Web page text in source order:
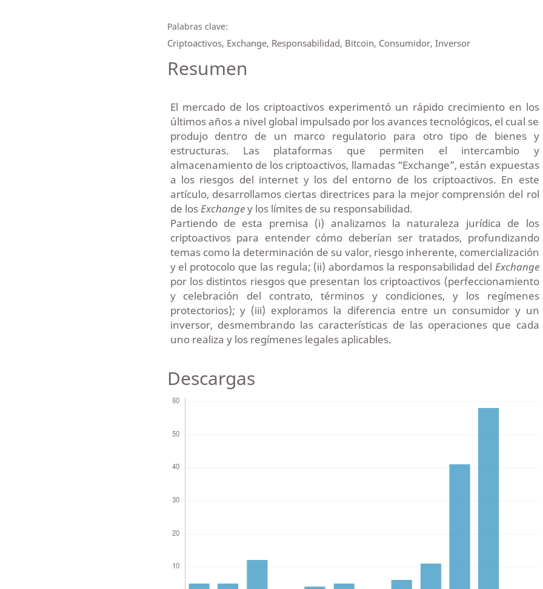
Palabras clave:
Criptoactivos, Exchange, Responsabilidad, Bitcoin, Consumidor, Inversor
Resumen
El mercado de los criptoactivos experimentó un rápido crecimiento en los
últimos años a nivel global impulsado por los avances tecnológicos, el cual se
produjo dentro de un marco regulatorio para otro tipo de bienes y
estructuras. Las plataformas que permiten el intercambio y
almacenamiento de los criptoactivos, llamadas “Exchange”, están expuestas
a los riesgos del internet y los del entorno de los criptoactivos. En este
artículo, desarrollamos ciertas directrices para la mejor comprensión del rol
de losExchangey los límites de su responsabilidad.
Partiendo de esta premisa (i) analizamos la naturaleza jurídica de los
criptoactivos para entender cómo deberían ser tratados, profundizando
temas como la determinación de su valor, riesgo inherente, comercialización
y el protocolo que las regula; (ii) abordamos la responsabilidad del Exchange
por los distintos riesgos que presentan los criptoactivos (perfeccionamiento
y celebración del contrato, términos y condiciones, y los regímenes
protectorios); y (iii) exploramos la diferencia entre un consumidor y un
inversor, desmembrando las características de las operaciones que cada
uno realiza y los regímenes legales aplicables.
Descargas